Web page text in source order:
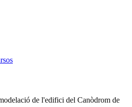
de l'edifici del Canòdrom de